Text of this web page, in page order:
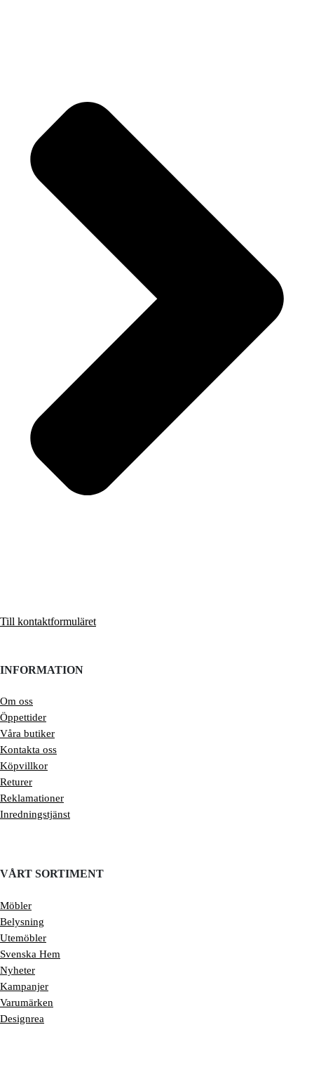
Till kontaktformuläret
INFORMATION
Om oss
Öppettider
Våra butiker
Kontakta oss
Köpvillkor
Returer
Reklamationer
Inredningstjänst
VÅRT SORTIMENT
Möbler
Belysning
Utemöbler
Svenska Hem
Nyheter
Kampanjer
Varumärken
Designrea